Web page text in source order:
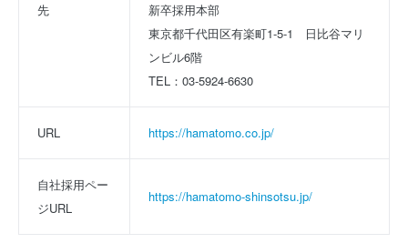
先
新卒採用本部
東京都千代田区有楽町1-5-1　日比谷マリ
ンビル6階
TEL：03-5924-6630
URL https://hamatomo.co.jp/
自社採用ペー
ジURL
https://hamatomo-shinsotsu.jp/